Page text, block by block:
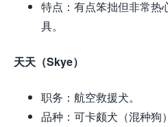
特点：有点笨拙但非常热
具。
天天（Skye）
职务：航空救援犬。
品种：可卡颇犬（混种狗